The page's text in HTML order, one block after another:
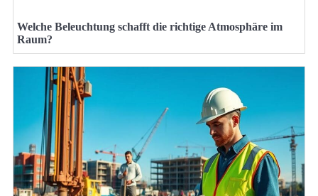
Welche Beleuchtung schafft die richtige Atmosphäre im
Raum?